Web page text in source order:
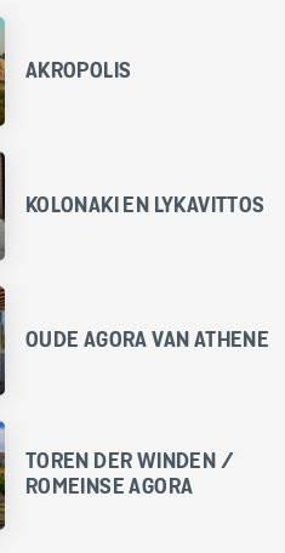
AKROPOLIS
KOLONAKI EN LYKAVITTOS
OUDE AGORA VAN ATHENE
TOREN DER WINDEN /
ROMEINSE AGORA